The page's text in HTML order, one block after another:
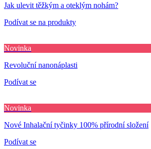
Jak ulevit těžkým a oteklým nohám?
Podívat se na produkty
Novinka
Revoluční nanonáplasti
Podívat se
Novinka
Nové Inhalační tyčinky 100% přírodní složení
Podívat se